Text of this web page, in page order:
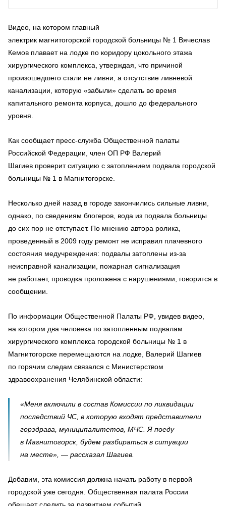
Видео, на котором главный
электрик магнитогорской городской больницы № 1 Вячеслав
Кемов плавает на лодке по коридору цокольного этажа
хирургического комплекса, утверждая, что причиной
произошедшего стали не ливни, а отсутствие ливневой
канализации, которую «забыли» сделать во время
капитального ремонта корпуса, дошло до федерального
уровня.
Как сообщает пресс-служба Общественной палаты
Российской Федерации, член ОП РФ Валерий
Шагиев проверит ситуацию с затоплением подвала городской
больницы № 1 в Магнитогорске.
Несколько дней назад в городе закончились сильные ливни,
однако, по сведениям блогеров, вода из подвала больницы
до сих пор не отступает. По мнению автора ролика,
проведенный в 2009 году ремонт не исправил плачевного
состояния медучреждения: подвалы затоплены из-за
неисправной канализации, пожарная сигнализация
не работает, проводка проложена с нарушениями, говорится в
сообщении.
По информации Общественной Палаты РФ, увидев видео,
на котором два человека по затопленным подвалам
хирургического комплекса городской больницы № 1 в
Магнитогорске перемещаются на лодке, Валерий Шагиев
по горячим следам связался с Министерством
здравоохранения Челябинской области:
«Меня включили в состав Комиссии по ликвидации
последствий ЧС, в которую входят представители
горздрава, муниципалитетов, МЧС. Я поеду
в Магнитогорск, будем разбираться в ситуации
на месте», — рассказал Шагиев.
Добавим, эта комиссия должна начать работу в первой
городской уже сегодня. Общественная палата России
обещает следить за развитием событий.